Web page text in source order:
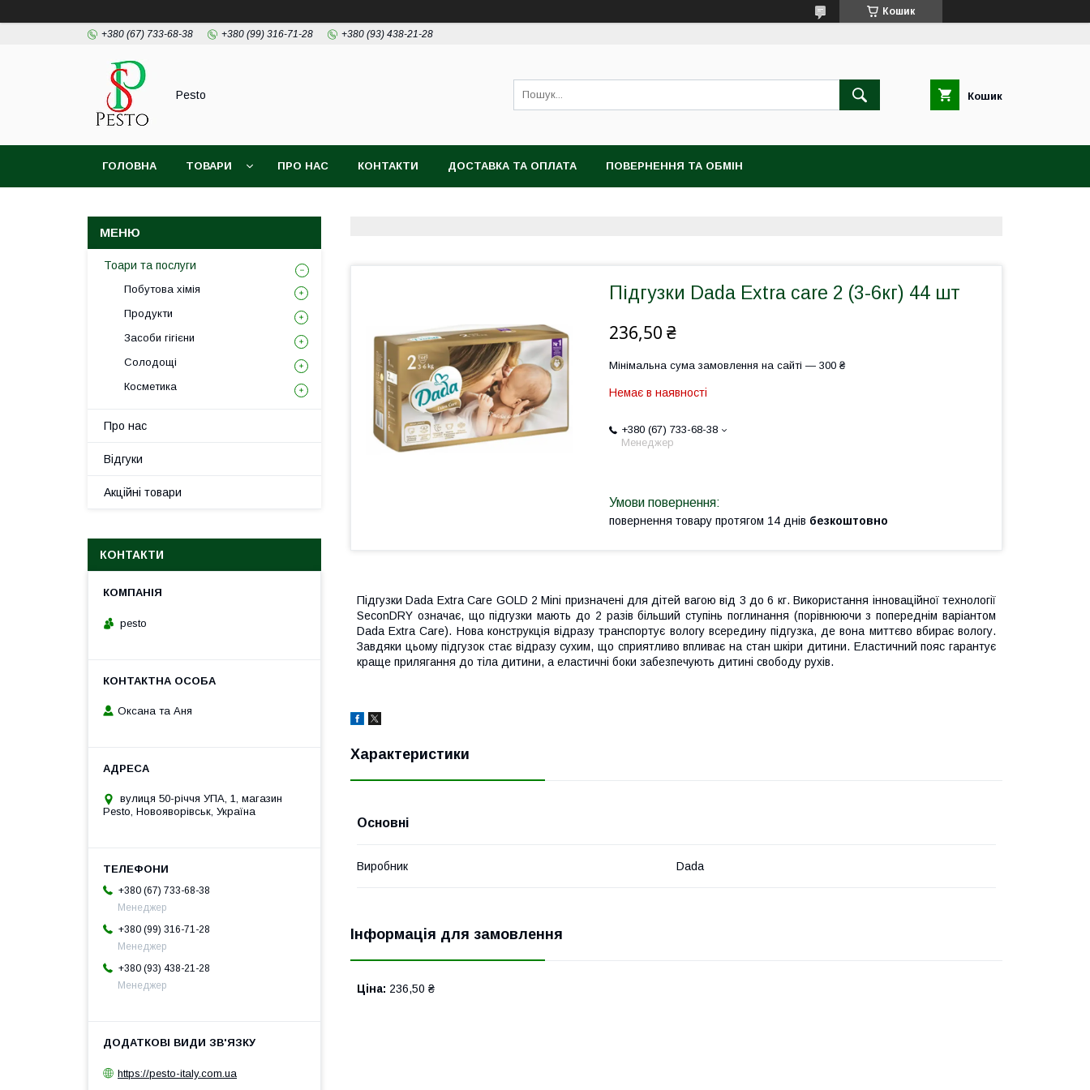
Кошик
+380 (67) 733-68-38 +380 (99) 316-71-28 +380 (93) 438-21-28
Pesto Кошик
ГОЛОВНА ТОВАРИ ПРО НАС КОНТАКТИ ДОСТАВКА ТА ОПЛАТА ПОВЕРНЕННЯ ТА ОБМІН
Підгузки Dada Extra care 2 (3-6кг) 44 шт
236,50 ₴
Мінімальна сума замовлення на сайті — 300 ₴
Немає в наявності
+380 (67) 733-68-38
Менеджер
повернення товару протягом 14 днів безкоштовно
Підгузки Dada Extra Care GOLD 2 Mini призначені для дітей вагою від 3 до 6 кг. Використання інноваційної технології
SeconDRY означає, що підгузки мають до 2 разів більший ступінь поглинання (порівнюючи з попереднім варіантом
Dada Extra Care). Нова конструкція відразу транспортує вологу всередину підгузка, де вона миттєво вбирає вологу.
Завдяки цьому підгузок стає відразу сухим, що сприятливо впливає на стан шкіри дитини. Еластичний пояс гарантує
краще прилягання до тіла дитини, а еластичні боки забезпечують дитині свободу рухів.
Характеристики
Основні
Виробник Dada
Інформація для замовлення
Ціна: 236,50 ₴
Тоари та послуги
Побутова хімія
Продукти
Засоби гігієни
Солодощі
Косметика
Про нас
Відгуки
Акційні товари
КОНТАКТИ
pesto
Оксана та Аня
вулиця 50-річчя УПА, 1, магазин
Pesto, Новояворівськ, Україна
+380 (67) 733-68-38
Менеджер
+380 (99) 316-71-28
Менеджер
+380 (93) 438-21-28
Менеджер
https://pesto-italy.com.ua